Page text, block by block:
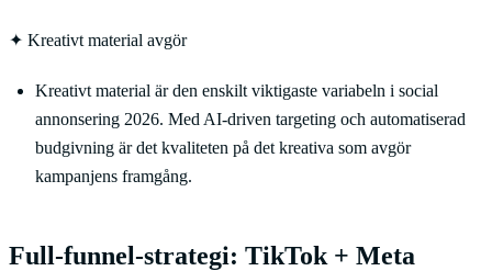
✦ Kreativt material avgör
Kreativt material är den enskilt viktigaste variabeln i social
annonsering 2026. Med AI-driven targeting och automatiserad
budgivning är det kvaliteten på det kreativa som avgör
kampanjens framgång.
Full-funnel-strategi: TikTok + Meta